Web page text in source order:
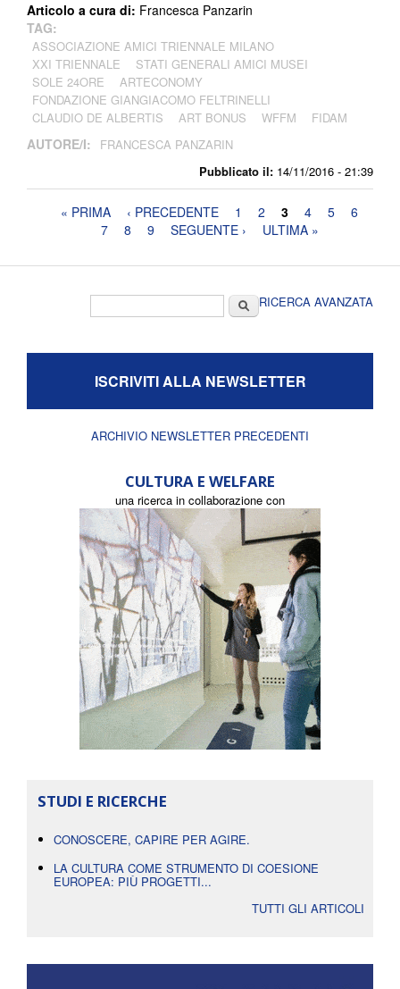
Pubblicato il: 14/11/2016 - 21:39
Articolo a cura di: Francesca Panzarin
TAG:
ASSOCIAZIONE AMICI TRIENNALE MILANO
XXI TRIENNALE
STATI GENERALI AMICI MUSEI
SOLE 24ORE
ARTECONOMY
FONDAZIONE GIANGIACOMO FELTRINELLI
CLAUDIO DE ALBERTIS
ART BONUS WFFM FIDAM
AUTORE/I: FRANCESCA PANZARIN
Pagine« PRIMA ‹ PRECEDENTE 1 2 3 4 5
6
7
8 9 SEGUENTE › ULTIMA »
CercaRICERCA AVANZATA
ISCRIVITI ALLA NEWSLETTER
ARCHIVIO NEWSLETTER PRECEDENTI
CULTURA E WELFARE
una ricerca in collaborazione con
STUDI E RICERCHE
CONOSCERE, CAPIRE PER AGIRE.
LA CULTURA COME STRUMENTO DI COESIONE
EUROPEA: PIÙ PROGETTI...
TUTTI GLI ARTICOLI